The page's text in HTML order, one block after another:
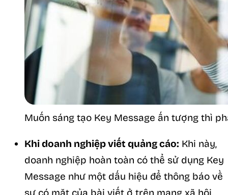
Muốn sáng tạo Key Message ấn tượng thì
Khi doanh nghiệp viết quảng cáo: Khi này,
doanh nghiệp hoàn toàn có thể sử dụng Key
Message như một dấu hiệu để thông báo về